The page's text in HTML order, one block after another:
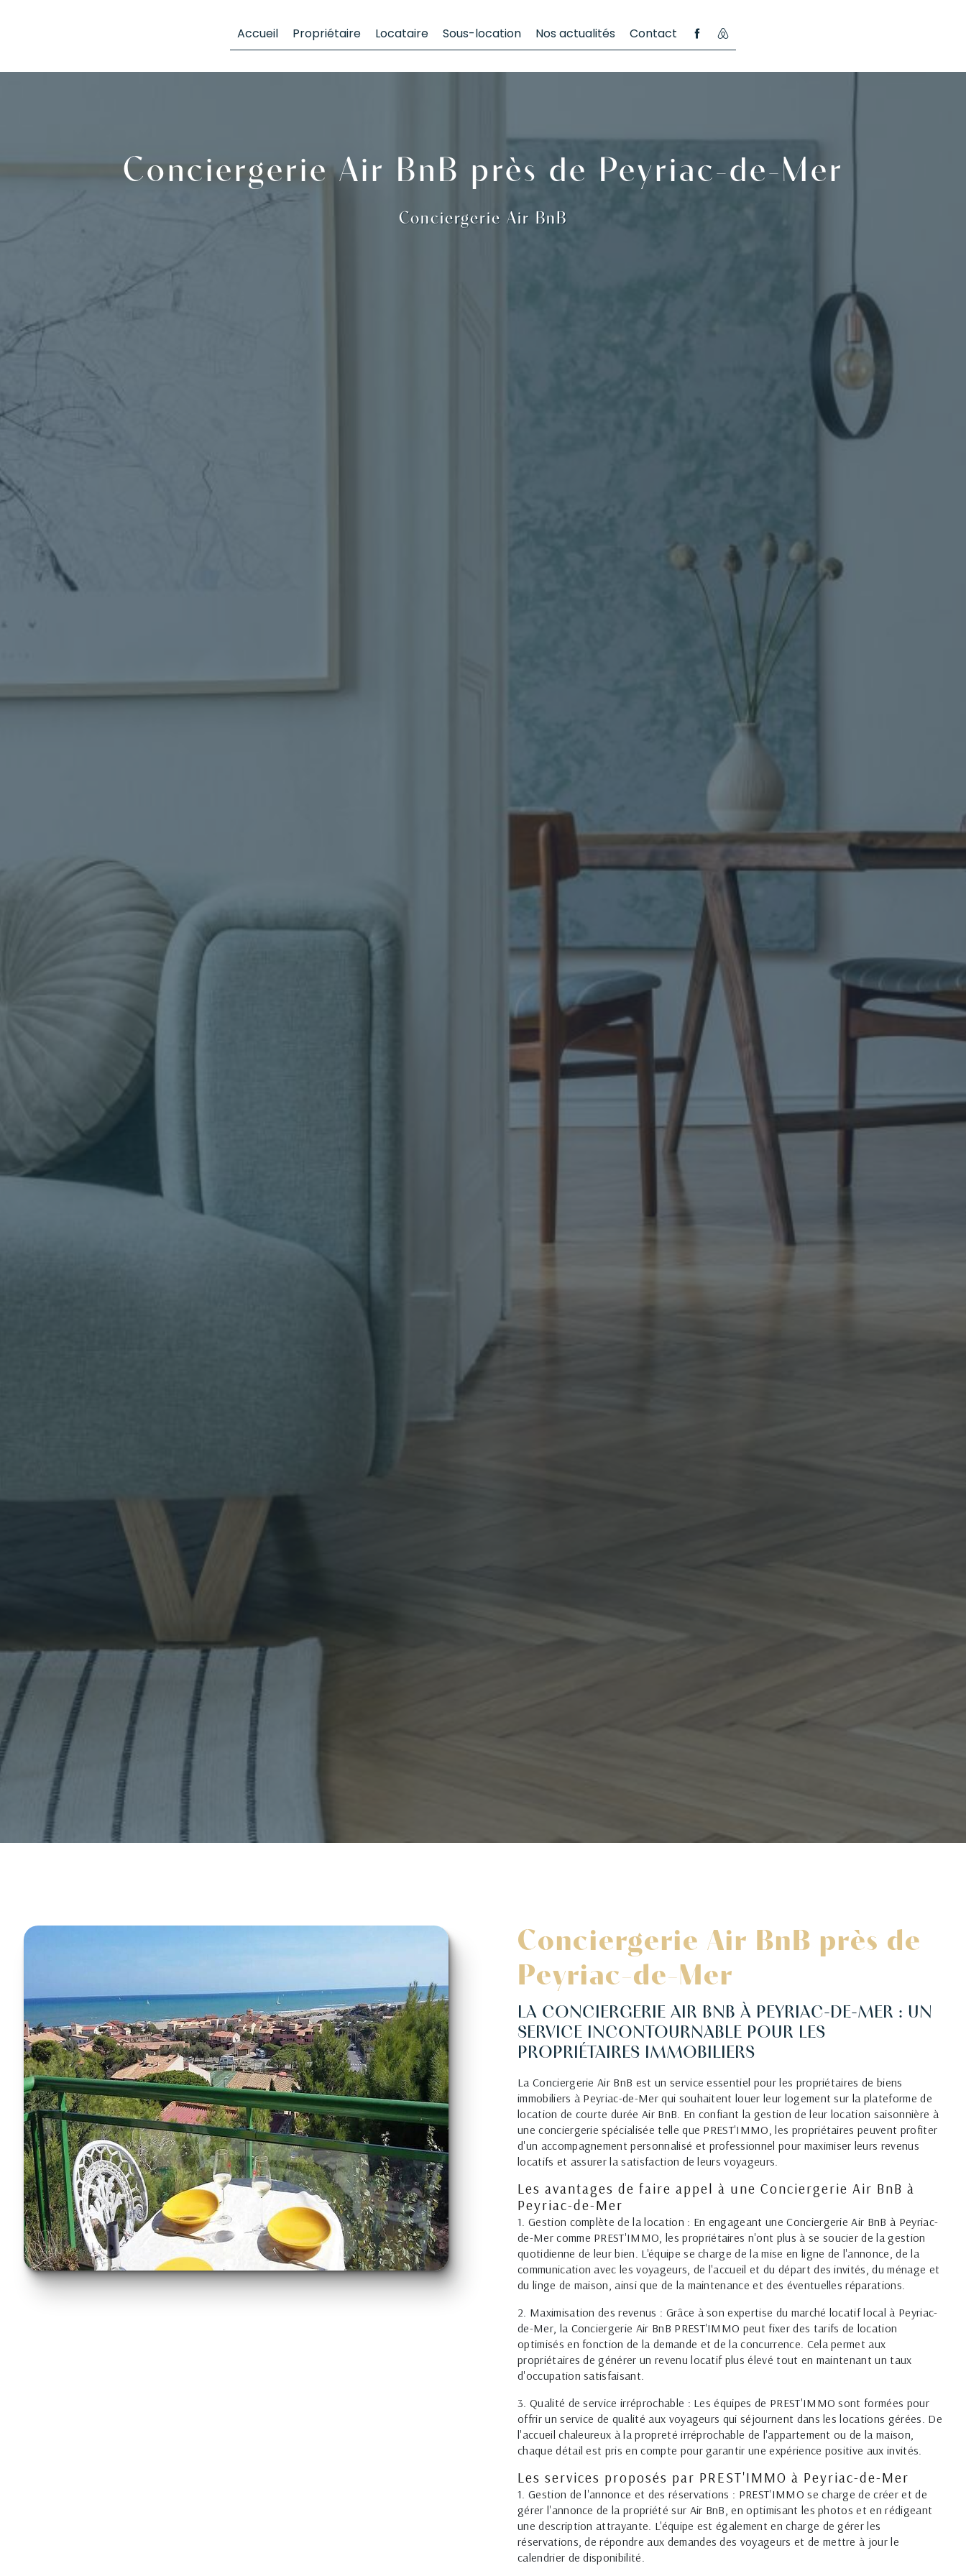
Accueil Propriétaire Locataire Sous-location Nos actualités Contact
Conciergerie Air BnB près de Peyriac-de-Mer
Conciergerie Air BnB
Conciergerie Air BnB près de
Peyriac-de-Mer
LA CONCIERGERIE AIR BNB À PEYRIAC-DE-MER : UN
SERVICE INCONTOURNABLE POUR LES
PROPRIÉTAIRES IMMOBILIERS
La Conciergerie Air BnB est un service essentiel pour les propriétaires de biens
immobiliers à Peyriac-de-Mer qui souhaitent louer leur logement sur la plateforme de
location de courte durée Air BnB. En confiant la gestion de leur location saisonnière à
une conciergerie spécialisée telle que PREST'IMMO, les propriétaires peuvent profiter
d'un accompagnement personnalisé et professionnel pour maximiser leurs revenus
locatifs et assurer la satisfaction de leurs voyageurs.
Les avantages de faire appel à une Conciergerie Air BnB à
Peyriac-de-Mer
1. Gestion complète de la location : En engageant une Conciergerie Air BnB à Peyriac-
de-Mer comme PREST'IMMO, les propriétaires n'ont plus à se soucier de la gestion
quotidienne de leur bien. L'équipe se charge de la mise en ligne de l'annonce, de la
communication avec les voyageurs, de l'accueil et du départ des invités, du ménage et
du linge de maison, ainsi que de la maintenance et des éventuelles réparations.
2. Maximisation des revenus : Grâce à son expertise du marché locatif local à Peyriac-
de-Mer, la Conciergerie Air BnB PREST'IMMO peut fixer des tarifs de location
optimisés en fonction de la demande et de la concurrence. Cela permet aux
propriétaires de générer un revenu locatif plus élevé tout en maintenant un taux
d'occupation satisfaisant.
3. Qualité de service irréprochable : Les équipes de PREST'IMMO sont formées pour
offrir un service de qualité aux voyageurs qui séjournent dans les locations gérées. De
l'accueil chaleureux à la propreté irréprochable de l'appartement ou de la maison,
chaque détail est pris en compte pour garantir une expérience positive aux invités.
Les services proposés par PREST'IMMO à Peyriac-de-Mer
1. Gestion de l'annonce et des réservations : PREST'IMMO se charge de créer et de
gérer l'annonce de la propriété sur Air BnB, en optimisant les photos et en rédigeant
une description attrayante. L'équipe est également en charge de gérer les
réservations, de répondre aux demandes des voyageurs et de mettre à jour le
calendrier de disponibilité.